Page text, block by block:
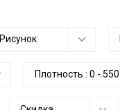
Рисунок
Плотность : 0 - 550